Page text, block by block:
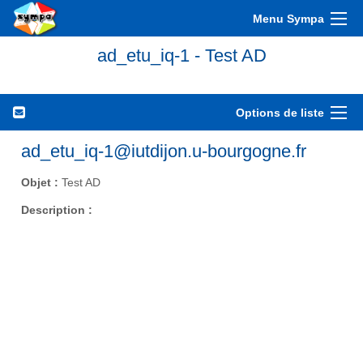
Menu Sympa
ad_etu_iq-1 - Test AD
Options de liste
ad_etu_iq-1@iutdijon.u-bourgogne.fr
Objet : Test AD
Description :